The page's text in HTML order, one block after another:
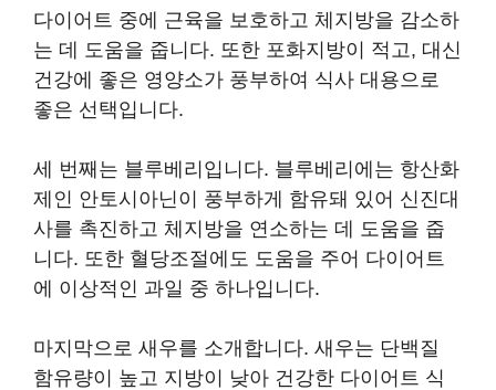
다이어트 중에 근육을 보호하고 체지방을 감소하
는 데 도움을 줍니다. 또한 포화지방이 적고, 대신
건강에 좋은 영양소가 풍부하여 식사 대용으로
좋은 선택입니다.
세 번째는 블루베리입니다. 블루베리에는 항산화
제인 안토시아닌이 풍부하게 함유돼 있어 신진대
사를 촉진하고 체지방을 연소하는 데 도움을 줍
니다. 또한 혈당조절에도 도움을 주어 다이어트
에 이상적인 과일 중 하나입니다.
마지막으로 새우를 소개합니다. 새우는 단백질
함유량이 높고 지방이 낮아 건강한 다이어트 식